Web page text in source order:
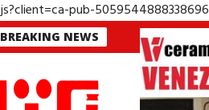
pub-5059544888338696
BREAKING NEWS
الجنوب؟ معركة لا تُرى.. وحراس لا ينامون